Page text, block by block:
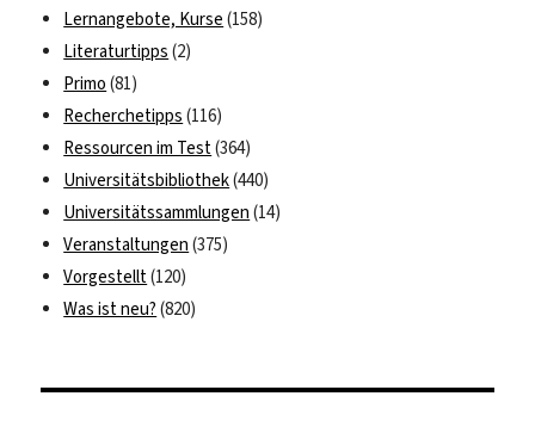
Lernangebote, Kurse (158)
Literaturtipps (2)
Primo (81)
Recherchetipps (116)
Ressourcen im Test(364)
Universitätsbibliothek(440)
Universitätssammlungen (14)
Veranstaltungen (375)
Vorgestellt(120)
Was ist neu? (820)